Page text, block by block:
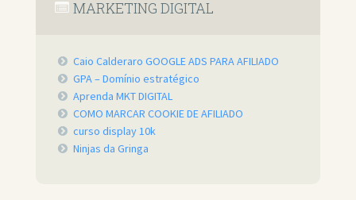
MARKETING DIGITAL
Caio Calderaro GOOGLE ADS PARA AFILIADO
GPA – Domínio estratégico
Aprenda MKT DIGITAL
COMO MARCAR COOKIE DE AFILIADO
curso display 10k
Ninjas da Gringa